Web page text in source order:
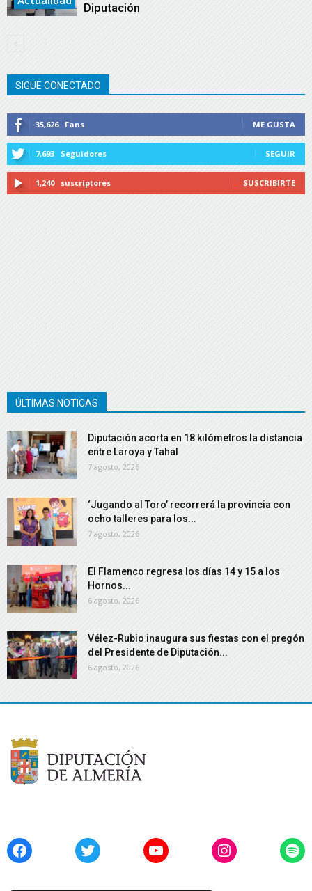
Diputación
SIGUE CONECTADO
35,626 Fans ME GUSTA
7,693 Seguidores SEGUIR
1,240 suscriptores SUSCRIBIRTE
ÚLTIMAS NOTICAS
Diputación acorta en 18 kilómetros la distancia
entre Laroya y Tahal
7 agosto, 2026
‘Jugando al Toro’ recorrerá la provincia con
ocho talleres para los...
7 agosto, 2026
El Flamenco regresa los días 14 y 15 a los
Hornos...
6 agosto, 2026
Vélez-Rubio inaugura sus fiestas con el pregón
del Presidente de Diputación...
6 agosto, 2026
FacebookTwitter YouTubeInstagram